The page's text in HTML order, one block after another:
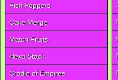
Fish Poppers
Cake Merge
Match Fruits
Hexa Stack
Cradle of Empires